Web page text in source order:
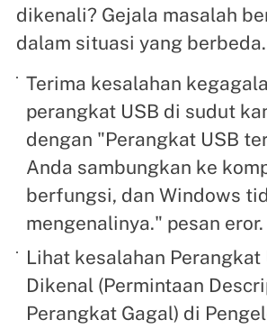
dikenali? Gejala masalah
dalam situasi yang
Terima kesalahan
perangkat USB di sudut
dengan "Perangkat USB
Anda sambungkan ke
berfungsi, dan Windows
mengenalinya." pesan eror.
Lihat kesalahan Perangkat
Dikenal (Permintaan
Perangkat Gagal) di